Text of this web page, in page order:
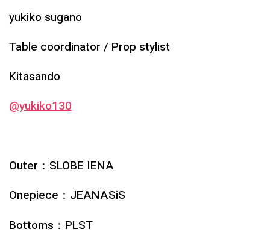
yukiko sugano
Table coordinator / Prop stylist
Kitasando
@yukiko130
Outer：SLOBE IENA
Onepiece：JEANASiS
Bottoms：PLST